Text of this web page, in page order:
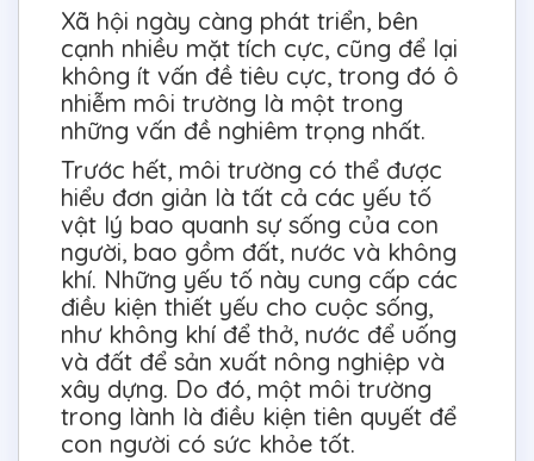
Xã hội ngày càng phát triển, bên
cạnh nhiều mặt tích cực, cũng để lại
không ít vấn đề tiêu cực, trong đó ô
nhiễm môi trường là một trong
những vấn đề nghiêm trọng nhất.
Trước hết, môi trường có thể được
hiểu đơn giản là tất cả các yếu tố
vật lý bao quanh sự sống của con
người, bao gồm đất, nước và không
khí. Những yếu tố này cung cấp các
điều kiện thiết yếu cho cuộc sống,
như không khí để thở, nước để uống
và đất để sản xuất nông nghiệp và
xây dựng. Do đó, một môi trường
trong lành là điều kiện tiên quyết để
con người có sức khỏe tốt.